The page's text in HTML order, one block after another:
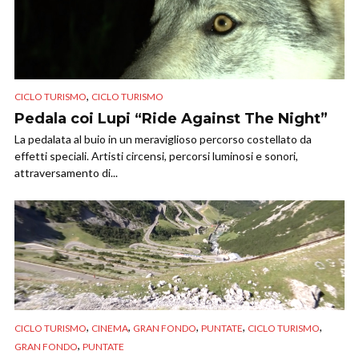
CICLO TURISMO, CICLO TURISMO
Pedala coi Lupi “Ride Against The Night”
La pedalata al buio in un meraviglioso percorso costellato da
effetti speciali. Artisti circensi, percorsi luminosi e sonori,
attraversamento di...
CICLO TURISMO, CINEMA, GRAN FONDO, PUNTATE, CICLO TURISMO,
GRAN FONDO, PUNTATE